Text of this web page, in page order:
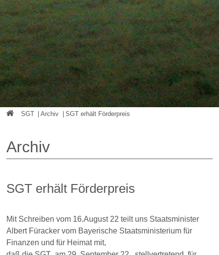
SGT Archiv SGT erhält Förderpreis
Archiv
SGT erhält Förderpreis
Mit Schreiben vom 16.August 22 teilt uns Staatsminister
Albert Füracker vom Bayerische Staatsministerium für
Finanzen und für Heimat mit,